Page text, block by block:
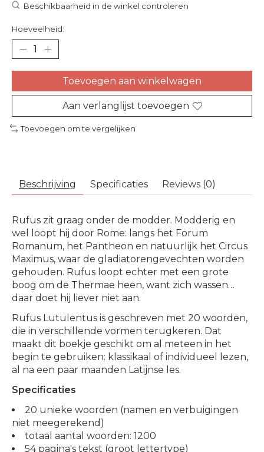
Beschikbaarheid in de winkel controleren
Hoeveelheid:
Toevoegen aan winkelwagen
Aan verlanglijst toevoegen
Toevoegen om te vergelijken
Beschrijving Specificaties Reviews (0)
Rufus zit graag onder de modder. Modderig en
wel loopt hij door Rome: langs het Forum
Romanum, het Pantheon en natuurlijk het Circus
Maximus, waar de gladiatorengevechten worden
gehouden. Rufus loopt echter met een grote
boog om de Thermae heen, want zich wassen…
daar doet hij liever niet aan.
Rufus Lutulentus is geschreven met 20 woorden,
die in verschillende vormen terugkeren. Dat
maakt dit boekje geschikt om al meteen in het
begin te gebruiken: klassikaal of individueel lezen,
al na een paar maanden Latijnse les.
Specificaties
20 unieke woorden (namen en verbuigingen
niet meegerekend)
totaal aantal woorden: 1200
54 pagina's tekst (groot lettertype)